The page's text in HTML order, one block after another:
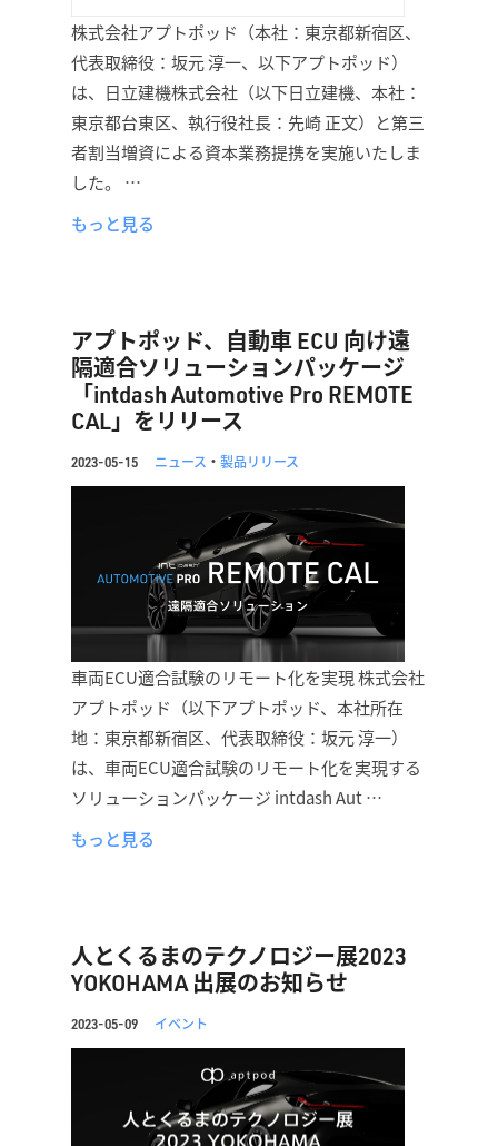
株式会社アプトポッド（本社：東京都新宿区、
代表取締役：坂元 淳一、以下アプトポッド）
は、日立建機株式会社（以下日立建機、本社：
東京都台東区、執行役社長：先崎 正文）と第三
者割当増資による資本業務提携を実施いたしま
した。 …
もっと見る
アプトポッド、自動車 ECU 向け遠
隔適合ソリューションパッケージ
「intdash Automotive Pro REMOTE
CAL」をリリース
2023-05-15 ニュース ・ 製品リリース
車両ECU適合試験のリモート化を実現 株式会社
アプトポッド（以下アプトポッド、本社所在
地：東京都新宿区、代表取締役：坂元 淳一）
は、車両ECU適合試験のリモート化を実現する
ソリューションパッケージ intdash Aut …
もっと見る
人とくるまのテクノロジー展2023
YOKOHAMA 出展のお知らせ
2023-05-09 イベント